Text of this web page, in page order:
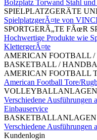
Bolzplatz Torwand Stahl
SPIELPLATZGERÄTE
SpielplatzgerÃ¤te von
SPORTGERÃ„TE FÃœR
Hochwertige Produkte wie
KlettergerÃ¤te
AMERICAN FOOTBALL
BASKETBALL /
AMERICAN FOOTBALL
American Football Tore/
VOLLEYBALLANLAGEN
Verschiedene Ausführungen
Einbauservice
BASKETBALLANLAGEN
Verschiedene Ausführungen
Kundenlogin